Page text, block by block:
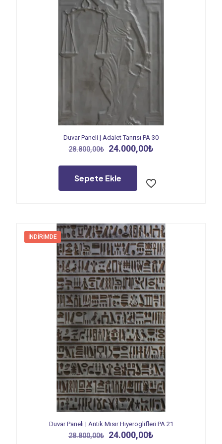
Duvar Paneli | Adalet Tanrısı PA 30
28.800,00₺ Orijinal
28.800,00₺.
24.000,00₺
24.000,00₺.
Sepete Ekle
İNDIRIMDE
Duvar Paneli | Antik Mısır Hiyeroglifleri PA 21
28.800,00₺ Orijinal
24.000,00₺